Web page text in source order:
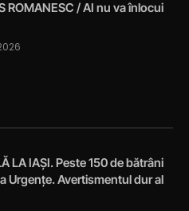
ROMANESC / AI nu va înlocui
LA IAȘI. Peste 150 de bătrâni
Urgențe. Avertismentul dur al